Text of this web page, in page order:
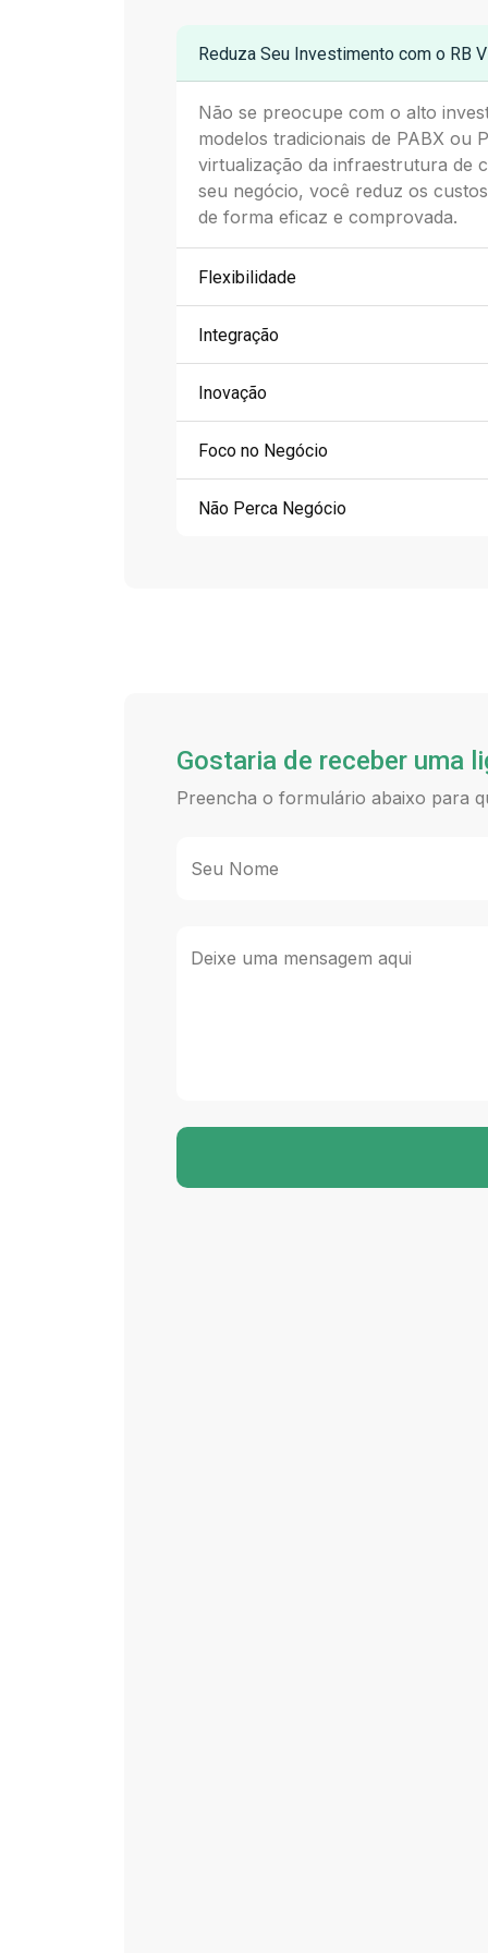
Reduza Seu Investimento com o RB
Não se preocupe com o alto
modelos tradicionais de PABX ou
virtualização da infraestrutura de
seu negócio, você reduz os
de forma eficaz e comprovada.
Flexibilidade
Integração
Inovação
Foco no Negócio
Não Perca Negócio
Gostaria de receber uma
Preencha o formulário abaixo para
Seu Nome
Deixe uma mensagem aqui